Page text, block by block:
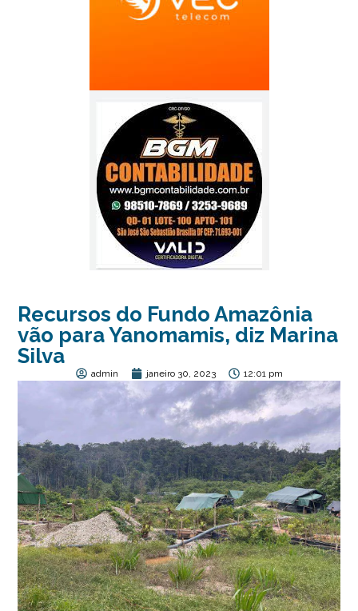
Recursos do Fundo Amazônia
vão para Yanomamis, diz Marina
Silva
admin janeiro 30, 2023 12:01 pm